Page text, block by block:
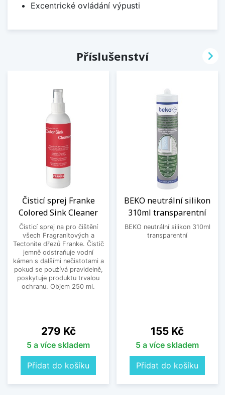
Excentrické ovládání výpusti
Příslušenství
Čisticí sprej Franke
Colored Sink Cleaner
Čisticí sprej na pro čištění
všech Fragranitových a
Tectonite dřezů Franke. Čistič
jemně odstraňuje vodní
kámen s dalšími nečistotami a
pokud se používá pravidelně,
poskytuje produktu trvalou
ochranu. Objem 250 ml.
Cena
279 Kč
5 a více skladem
Přidat do košíku
BEKO neutrální silikon
310ml transparentní
BEKO neutrální silikon 310ml
transparentní
Cena
155 Kč
5 a více skladem
Přidat do košíku
